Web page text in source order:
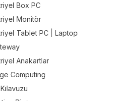
Box PC
Monitör
Tablet PC | Laptop
Anakartlar
Computing